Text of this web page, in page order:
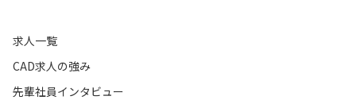
求人一覧
CAD求人の強み
先輩社員インタビュー